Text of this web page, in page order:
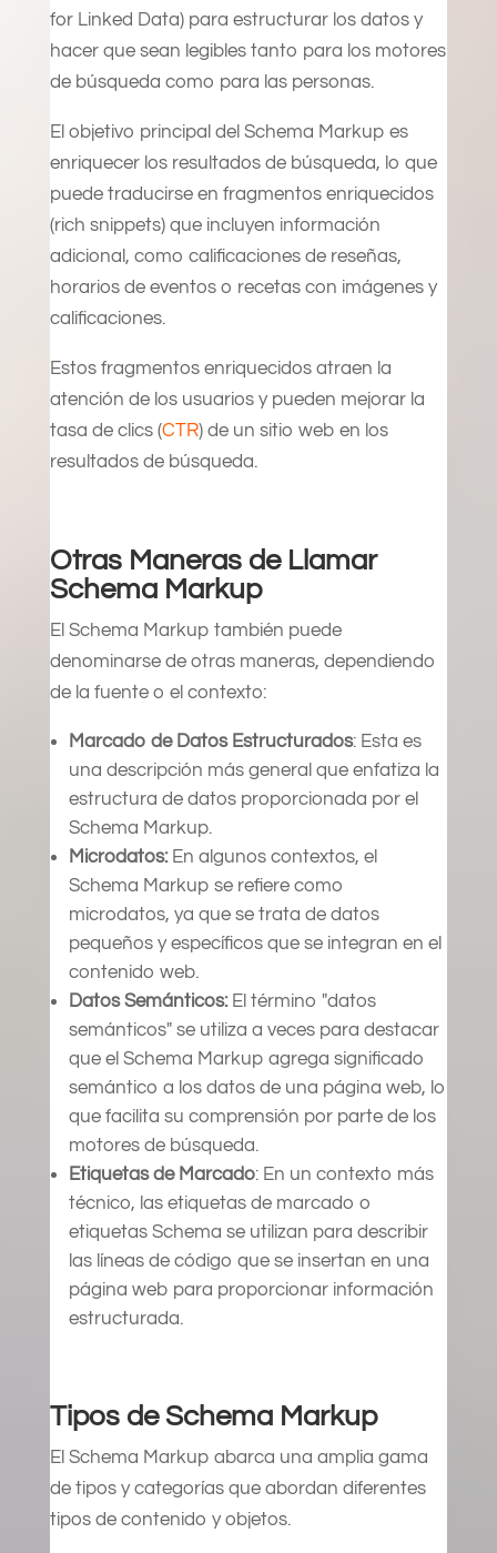
for Linked Data) para estructurar los datos y
hacer que sean legibles tanto para los motores
de búsqueda como para las personas.
El objetivo principal del Schema Markup es
enriquecer los resultados de búsqueda, lo que
puede traducirse en fragmentos enriquecidos
(rich snippets) que incluyen información
adicional, como calificaciones de reseñas,
horarios de eventos o recetas con imágenes y
calificaciones.
Estos fragmentos enriquecidos atraen la
atención de los usuarios y pueden mejorar la
tasa de clics (CTR) de un sitio web en los
resultados de búsqueda.
Otras Maneras de Llamar
Schema Markup
El Schema Markup también puede
denominarse de otras maneras, dependiendo
de la fuente o el contexto:
Marcado de Datos Estructurados: Esta es
una descripción más general que enfatiza la
estructura de datos proporcionada por el
Schema Markup.
Microdatos:En algunos contextos, el
Schema Markup se refiere como
microdatos, ya que se trata de datos
pequeños y específicos que se integran en el
contenido web.
Datos Semánticos:El término "datos
semánticos" se utiliza a veces para destacar
que el Schema Markup agrega significado
semántico a los datos de una página web, lo
que facilita su comprensión por parte de los
motores de búsqueda.
Etiquetas de Marcado: En un contexto más
técnico, las etiquetas de marcado o
etiquetas Schema se utilizan para describir
las líneas de código que se insertan en una
página web para proporcionar información
estructurada.
Tipos de Schema Markup
El Schema Markup abarca una amplia gama
de tipos y categorías que abordan diferentes
tipos de contenido y objetos.